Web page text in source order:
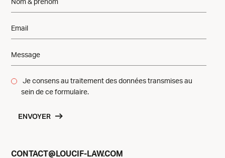
Je consens au traitement des données transmises au
sein de ce formulaire.
ENVOYER
CONTACT@ LOUCIF-LAW.COM